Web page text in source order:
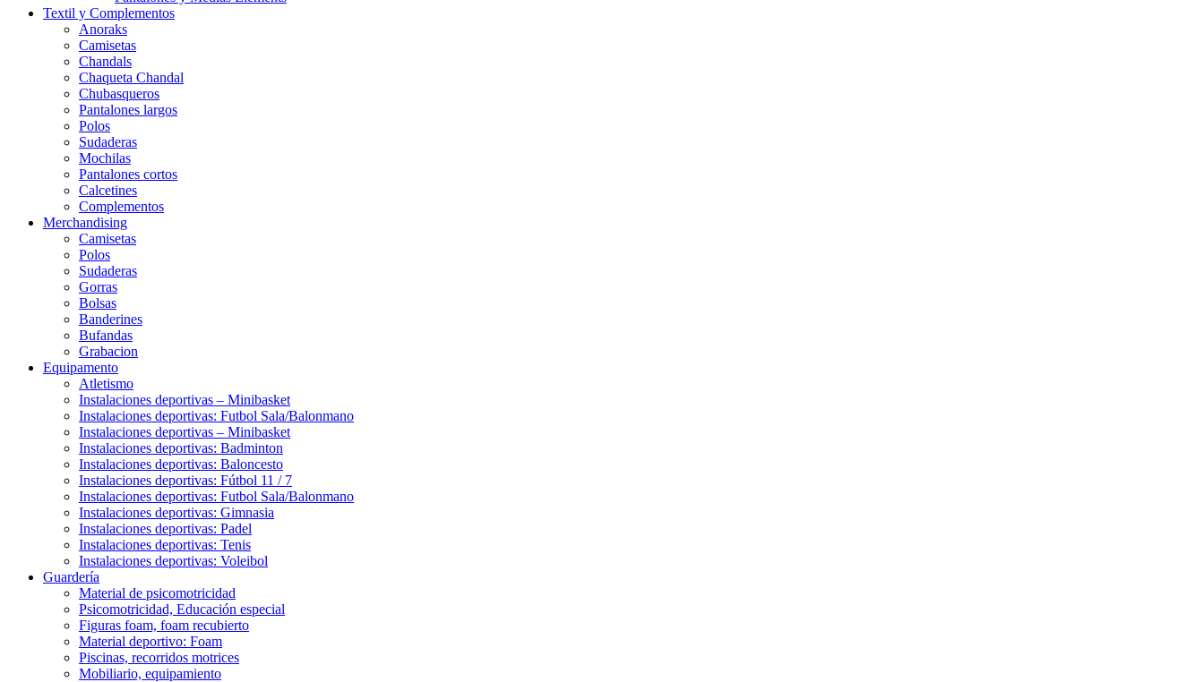
Textil y Complementos
Anoraks
Camisetas
Chandals
Chaqueta Chandal
Chubasqueros
Pantalones largos
Polos
Sudaderas
Mochilas
Pantalones cortos
Calcetines
Complementos
Merchandising
Camisetas
Polos
Sudaderas
Gorras
Bolsas
Banderines
Bufandas
Grabacion
Equipamento
Atletismo
Instalaciones deportivas – Minibasket
Instalaciones deportivas: Futbol Sala/Balonmano
Instalaciones deportivas – Minibasket
Instalaciones deportivas: Badminton
Instalaciones deportivas: Baloncesto
Instalaciones deportivas: Fútbol 11 / 7
Instalaciones deportivas: Futbol Sala/Balonmano
Instalaciones deportivas: Gimnasia
Instalaciones deportivas: Padel
Instalaciones deportivas: Tenis
Instalaciones deportivas: Voleibol
Guardería
Material de psicomotricidad
Psicomotricidad, Educación especial
Figuras foam, foam recubierto
Material deportivo: Foam
Piscinas, recorridos motrices
Mobiliario, equipamiento